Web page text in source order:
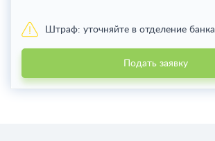
Штраф: уточняйте в отделение банка
Подать заявку